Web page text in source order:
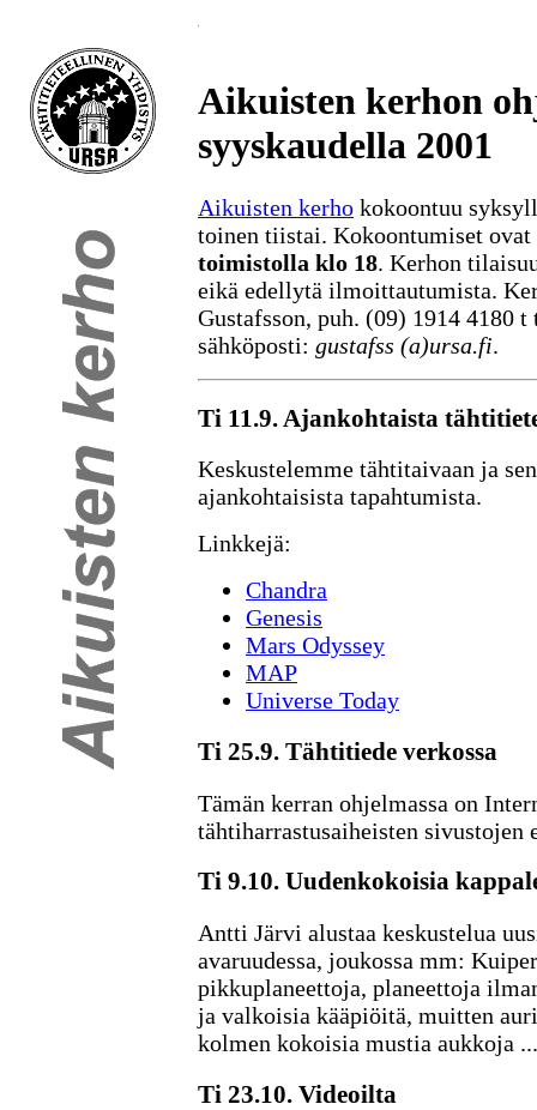
Aikuisten kerhon
syyskaudella 2001
Aikuisten kerho kokoontuu
toinen tiistai. Kokoontumiset
toimistolla klo 18. Kerhon
eikä edellytä ilmoittautumista.
Gustafsson, puh. (09) 1914 4180 t
sähköposti: gustafss (a)ursa.fi.
Ti 11.9. Ajankohtaista
Keskustelemme tähtitaivaan ja
ajankohtaisista tapahtumista.
Linkkejä:
Chandra
Genesis
Mars Odyssey
MAP
Universe Today
Ti 25.9. Tähtitiede verkossa
Tämän kerran ohjelmassa on
tähtiharrastusaiheisten sivustojen
Ti 9.10. Uudenkokoisia
Antti Järvi alustaa keskustelua
avaruudessa, joukossa mm:
pikkuplaneettoja, planeettoja
ja valkoisia kääpiöitä, muitten
kolmen kokoisia mustia aukkoja ...
Ti 23.10. Videoilta